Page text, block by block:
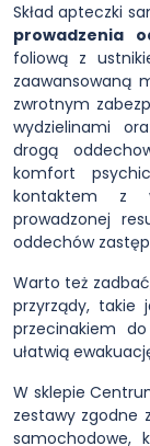
Skład apteczki
prowadzenia
foliową z
zaawansowaną
zwrotnym
wydzielinami
drogą
komfort
kontaktem z
prowadzonej
oddechów
Warto też
przyrządy, takie
przecinakiem
ułatwią
W sklepie
zestawy zgodne
samochodowe,